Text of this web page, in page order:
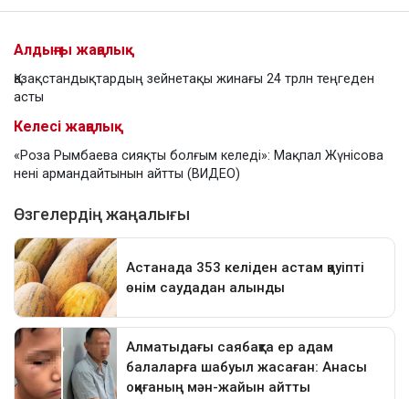
Алдыңғы жаңалық
Қазақстандықтардың зейнетақы жинағы 24 трлн теңгеден
асты
Келесі жаңалық
«Роза Рымбаева сияқты болғым келеді»: Мақпал Жүнісова
нені армандайтынын айтты (ВИДЕО)